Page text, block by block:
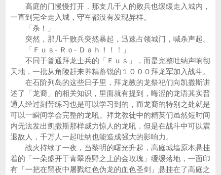
高庭的门慢慢打开，那支几千人的败兵也缓缓走入城内，
一直到完全走入城，守军都没有发现异样。
「杀！」
突然，那几千败兵突然暴起，迅速占领城门，喊杀声起。
「Ｆｕｓ- Ｒｏ- Ｄａｈ！！！」
不同于普通拜龙士兵的「Ｆｕｓ」，而是完整吐纳声响彻
天地，一批从角陵赶来养精蓄锐的１０００拜龙军加入战斗。
在石阶列岛的这些日子里，拜龙教的龙祭祀们向凯撒斯讲
述了「龙裔」的相关知识，里面就有提到，晦涩的龙语其实普
通人经过刻苦练习也是可以学习到的，而龙裔的特别之处就是
可以一瞬间学会完整的龙吼。拜龙教徒中的精英们虽然短时间
内无法发出凯撒斯那样威力惊人的龙吼，但是在战斗中可以震
退敌人，千万人一起吐纳也能造成强大的影响力。
战火持续了一夜，当黎明的曙光升起，高庭城墙原本悬挂
着的「一朵盛开于青翠鹿野之上的金玫瑰」缓缓落地，一面印
有「一把在黑夜中屠戮红色伪龙的血色圣剑」悬挂在了高庭之